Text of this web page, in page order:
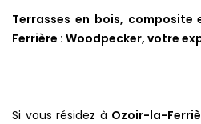
Terrasses en bois,
Ferrière : Woodpecker, votre
Si vous résidez à Ozoir-la-